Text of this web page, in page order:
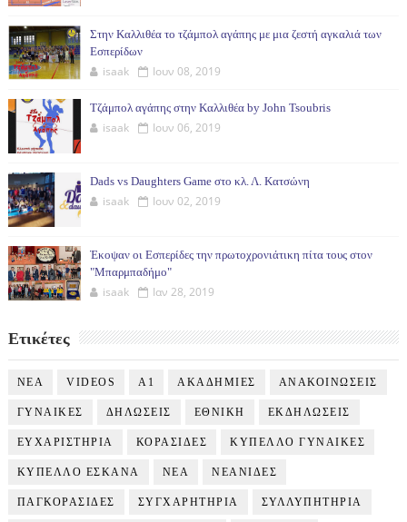
Στην Καλλιθέα το τζάμπολ αγάπης με μια ζεστή αγκαλιά των
Εσπερίδων
isaak Ιουν 08, 2019
Τζάμπολ αγάπης στην Καλλιθέα by John Tsoubris
isaak Ιουν 06, 2019
Dads vs Daughters Game στο κλ. Λ. Κατσώνη
isaak Ιουν 02, 2019
Έκοψαν οι Εσπερίδες την πρωτοχρονιάτικη πίτα τους στον
"Μπαρμπαδήμο"
isaak Ιαν 28, 2019
Ετικέτες
NEA VIDEOS Α1 ΑΚΑΔΗΜΙΕΣ ΑΝΑΚΟΙΝΩΣΕΙΣ
ΓΥΝΑΙΚΕΣ ΔΗΛΩΣΕΙΣ ΕΘΝΙΚΗ ΕΚΔΗΛΩΣΕΙΣ
ΕΥΧΑΡΙΣΤΗΡΙΑ ΚΟΡΑΣΙΔΕΣ ΚΥΠΕΛΛΟ ΓΥΝΑΙΚΕΣ
ΚΥΠΕΛΛΟ ΕΣΚΑΝΑ ΝΕΑ ΝΕΑΝΙΔΕΣ
ΠΑΓΚΟΡΑΣΙΔΕΣ ΣΥΓΧΑΡΗΤΗΡΙΑ ΣΥΛΛΥΠΗΤΗΡΙΑ